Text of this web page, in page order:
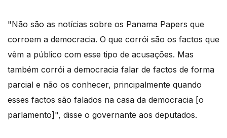
"Não são as notícias sobre os Panama Papers que
corroem a democracia. O que corrói são os factos que
vêm a público com esse tipo de acusações. Mas
também corrói a democracia falar de factos de forma
parcial e não os conhecer, principalmente quando
esses factos são falados na casa da democracia [o
parlamento]", disse o governante aos deputados.